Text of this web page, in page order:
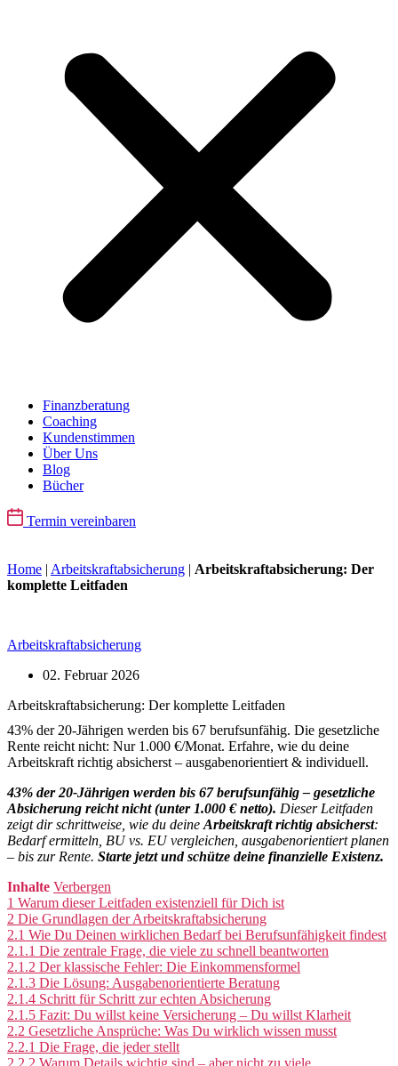
Finanzberatung
Coaching
Kundenstimmen
Über Uns
Blog
Bücher
Termin vereinbaren
Home | Arbeitskraftabsicherung | Arbeitskraftabsicherung: Der
komplette Leitfaden
Arbeitskraftabsicherung
02. Februar 2026
Arbeitskraftabsicherung: Der komplette Leitfaden
43% der 20-Jährigen werden bis 67 berufsunfähig. Die gesetzliche
Rente reicht nicht: Nur 1.000 €/Monat. Erfahre, wie du deine
Arbeitskraft richtig absicherst – ausgabenorientiert & individuell.
43% der 20-Jährigen werden bis 67 berufsunfähig – gesetzliche
Absicherung reicht nicht (unter 1.000 € netto). Dieser Leitfaden
zeigt dir schrittweise, wie du deine Arbeitskraft richtig absicherst:
Bedarf ermitteln, BU vs. EU vergleichen, ausgabenorientiert planen
– bis zur Rente. Starte jetzt und schütze deine finanzielle Existenz.
Inhalte Verbergen
1 Warum dieser Leitfaden existenziell für Dich ist
2 Die Grundlagen der Arbeitskraftabsicherung
2.1 Wie Du Deinen wirklichen Bedarf bei Berufsunfähigkeit findest
2.1.1 Die zentrale Frage, die viele zu schnell beantworten
2.1.2 Der klassische Fehler: Die Einkommensformel
2.1.3 Die Lösung: Ausgabenorientierte Beratung
2.1.4 Schritt für Schritt zur echten Absicherung
2.1.5 Fazit: Du willst keine Versicherung – Du willst Klarheit
2.2 Gesetzliche Ansprüche: Was Du wirklich wissen musst
2.2.1 Die Frage, die jeder stellt